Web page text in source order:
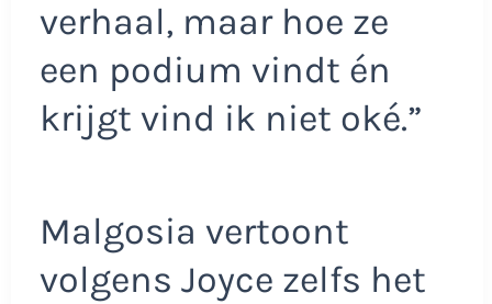
verhaal, maar hoe ze
een podium vindt én
krijgt vind ik niet oké.”
Malgosia vertoont
volgens Joyce zelfs het